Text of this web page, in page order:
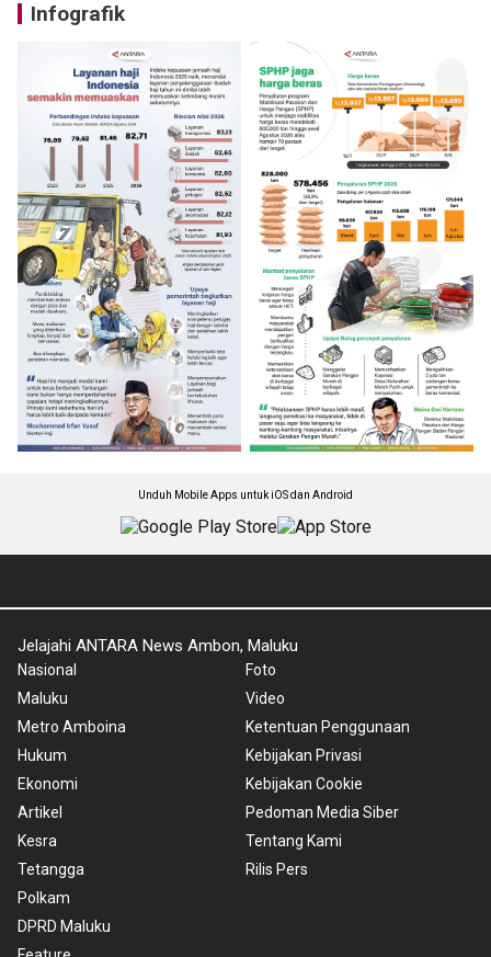
Infografik
Unduh Mobile Apps untuk iOS dan Android
Jelajahi ANTARA News Ambon, Maluku
Nasional
Maluku
Metro Amboina
Hukum
Ekonomi
Artikel
Kesra
Tetangga
Polkam
DPRD Maluku
Foto
Video
Ketentuan Penggunaan
Kebijakan Privasi
Kebijakan Cookie
Pedoman Media Siber
Tentang Kami
Rilis Pers